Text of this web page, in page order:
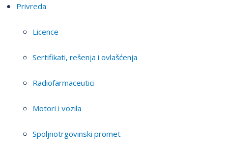
Privreda
Licence
Sertifikati, rešenja i ovlašćenja
Radiofarmaceutici
Motori i vozila
Spoljnotrgovinski promet